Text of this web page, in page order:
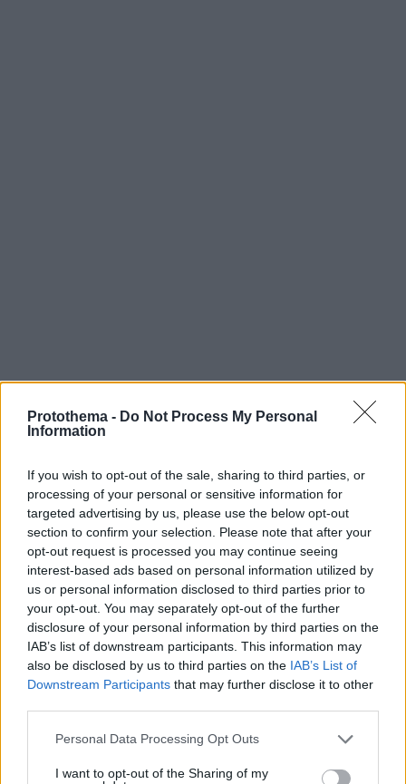
Protothema - Do Not Process My Personal
Information
If you wish to opt-out of the sale, sharing to third parties, or
processing of your personal or sensitive information for
targeted advertising by us, please use the below opt-out
section to confirm your selection. Please note that after your
opt-out request is processed you may continue seeing
interest-based ads based on personal information utilized by
us or personal information disclosed to third parties prior to
your opt-out. You may separately opt-out of the further
disclosure of your personal information by third parties on the
IAB’s list of downstream participants. This information may
also be disclosed by us to third parties on the IAB’s List of
Downstream Participants that may further disclose it to other
Please note that this website/app uses one or more Google
not limited to your visit or usage behaviour. You may click to
Personal Data Processing Opt Outs
I want to opt-out of the Sharing of my
Η πριγκίπισσα & ο χωρικός
Στις εικόνες που κυκλοφόρησαν πρόσφατα με
τη διάδοχο του σουηδικού θρόνου, τη 42χρονη
Βικτόρια, τον σύζυγό τηςΝτάνιελ Γουέστλινγκ
τα δύο τους παιδιά και τον σκύλο τουςΡίο, ένα
ημίαιμο διασταύρωση Πουντλ με Κάβαλιερ
Κινγκ Τσαρλς Σπάνιελ, τίποτα δεν πρόδιδε τις
να βρει το απάγκιο της. Μπορεί από τη γέννησή
της να ακολουθείται από ένα σκάνδαλο, την